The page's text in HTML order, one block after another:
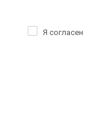
Я согласен